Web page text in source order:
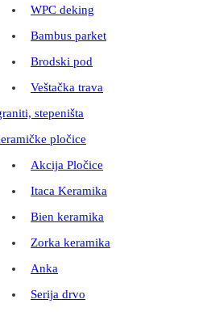
WPC deking
Bambus parket
Brodski pod
Veštačka trava
stepeništa
pločice
Akcija Pločice
Itaca Keramika
Bien keramika
Zorka keramika
Anka
Serija drvo